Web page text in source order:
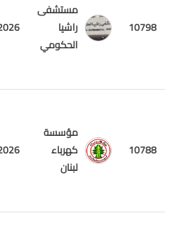
10798
مستشفى
راشيا
الحكومي
10788
مؤسسة
كهرباء
لبنان